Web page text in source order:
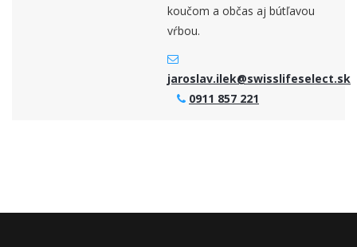
koučom a občas aj bútľavou
vŕbou.
jaroslav.ilek@swisslifeselect.sk
0911 857 221